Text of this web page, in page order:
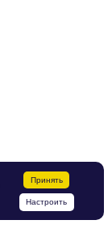
Принять
Настроить